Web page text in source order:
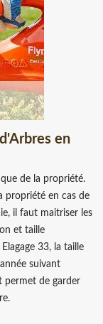
en
de la propriété.
propriété en cas de
il faut maitriser les
et taille
33, la taille
suivant
permet de garder